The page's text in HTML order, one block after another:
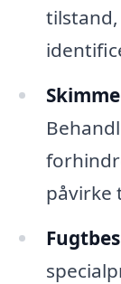
påvirke